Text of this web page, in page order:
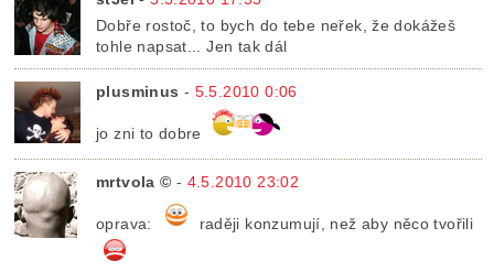
Dobře rostoč, to bych do tebe neřek, že dokážeš
tohle napsat... Jen tak dál
plusminus - 5.5.2010 0:06
jo zni to dobre
mrtvola © - 4.5.2010 23:02
oprava: raději konzumují, než aby něco tvořili